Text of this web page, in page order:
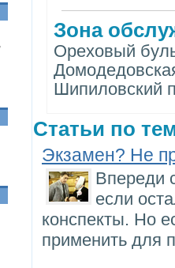
Зона
Ореховый
Шипиловский
Статьи по
Экзамен? Не
Впереди
если
конспекты. Но
применить для